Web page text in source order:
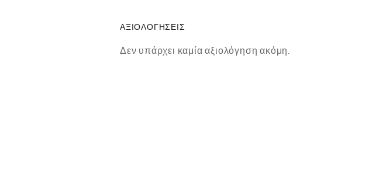
ΑΞΙΟΛΟΓΉΣΕΙΣ
Δεν υπάρχει καμία αξιολόγηση ακόμη.